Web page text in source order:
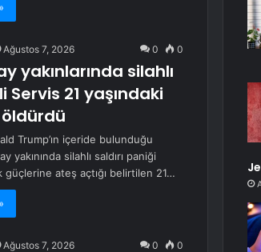
Ağustos 7, 2026 0 0
yakınlarında silahlı
Servis 21 yaşındaki
öldürdü
Trump’ın içeride bulunduğu
yakınında silahlı saldırı paniği
güçlerine ateş açtığı belirtilen 21…
Ağustos 7, 2026 0 0